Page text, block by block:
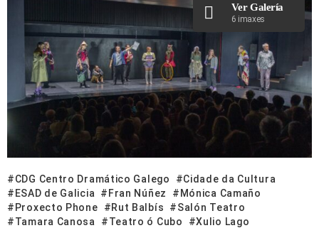
Ver Galería
6 imaxes
CDG Centro Dramático Galego
Cidade da Cultura
ESAD de Galicia
Fran Núñez
Mónica Camaño
Proxecto Phone
Rut Balbís
Salón Teatro
Tamara Canosa
Teatro ó Cubo Xulio Lago